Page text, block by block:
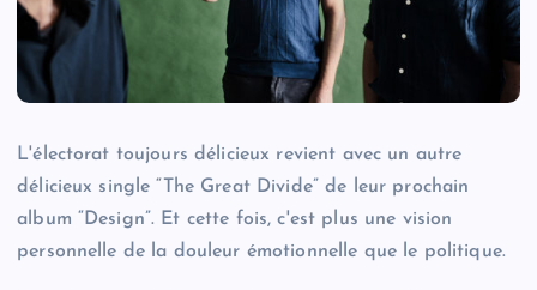
L'électorat toujours délicieux revient avec un autre
délicieux single “The Great Divide” de leur prochain
album “Design”. Et cette fois, c'est plus une vision
personnelle de la douleur émotionnelle que le politique.